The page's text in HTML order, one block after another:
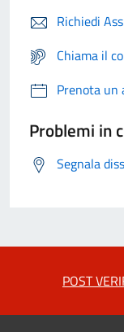
Richiedi
Chiama il
Prenota un
Problemi in
Segnala
POST